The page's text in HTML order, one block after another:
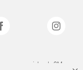
comerciales de 3M.